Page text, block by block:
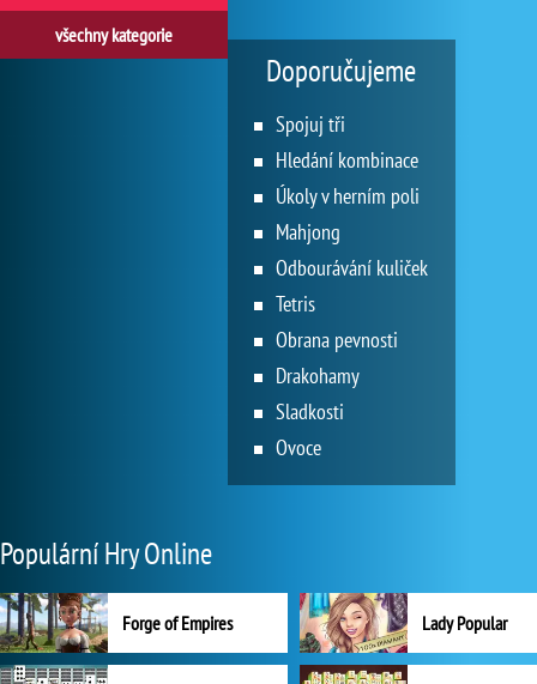
všechny kategorie
Doporučujeme
Spojuj tři
Hledání kombinace
Úkoly v herním poli
Mahjong
Odbourávání kuliček
Tetris
Obrana pevnosti
Drakohamy
Sladkosti
Ovoce
Populární Hry Online
Forge of Empires Lady Popular